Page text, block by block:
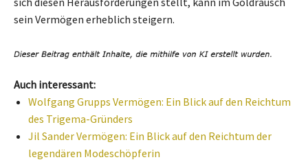
sein Vermögen erheblich steigern.
Auch interessant:
Wolfgang Grupps Vermögen: Ein Blick auf den Reichtum
des Trigema-Gründers
Jil Sander Vermögen: Ein Blick auf den Reichtum der
legendären Modeschöpferin